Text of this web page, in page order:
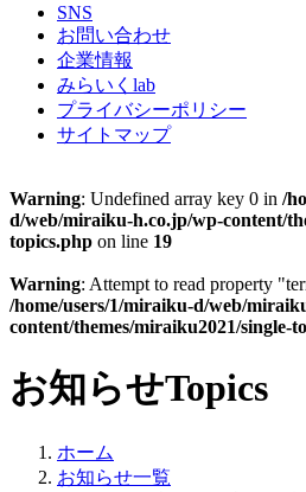
SNS
お問い合わせ
企業情報
みらいくlab
プライバシーポリシー
サイトマップ
Warning: Undefined array key 0 in /
d/web/miraiku-h.co.jp/wp-content/
topics.php on line 19
Warning: Attempt to read property
/home/users/1/miraiku-d/web/
content/themes/miraiku2021/single-
お知らせTopics
ホーム
お知らせ一覧